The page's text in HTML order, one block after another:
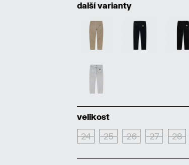
další varianty
velikost
24 25 26 27 28